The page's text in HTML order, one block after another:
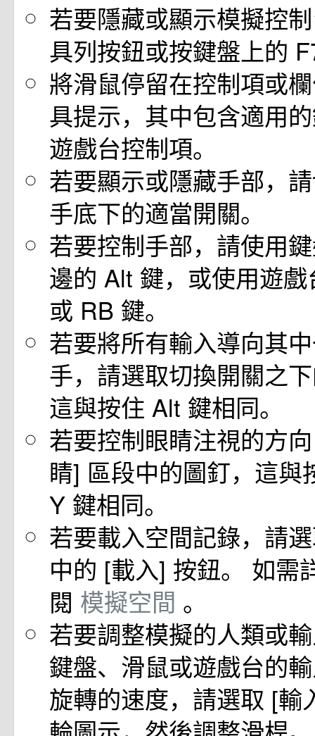
若要隱藏或顯示模擬控
具列按鈕或按鍵盤上的
將滑鼠停留在控制項或
具提示，其中包含適用
遊戲台控制項。
若要顯示或隱藏手部，
手底下的適當開關。
若要控制手部，請使用
邊的 Alt 鍵，或使用遊
或 RB 鍵。
若要將所有輸入導向其
手，請選取切換開關之
這與按住 Alt 鍵相同。
若要控制眼睛注視的方
睛] 區段中的圖釘，這與
Y 鍵相同。
若要載入空間記錄，請
中的 [載入] 按鈕。 如需
閱 模擬空間 。
若要調整模擬的人類或
鍵盤、滑鼠或遊戲台的
旋轉的速度，請選取 [輸